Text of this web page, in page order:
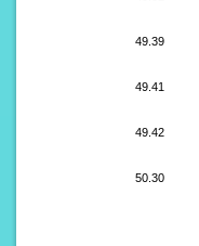
49.39
49.41
49.42
50.30